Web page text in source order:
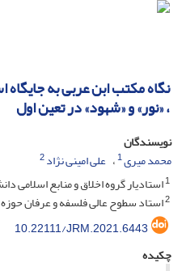
نگاه مکتب ابن عربی به جایگاه
، «نور» و «شهود» در تعین اول
نویسندگان
محمد میری1 علی امینی نژاد2
1استادیار گروه اخلاق و منابع اسلامی
2استاد سطوح عالی فلسفه و عرفان
10.22111/JRM.2021.6443
چکیده